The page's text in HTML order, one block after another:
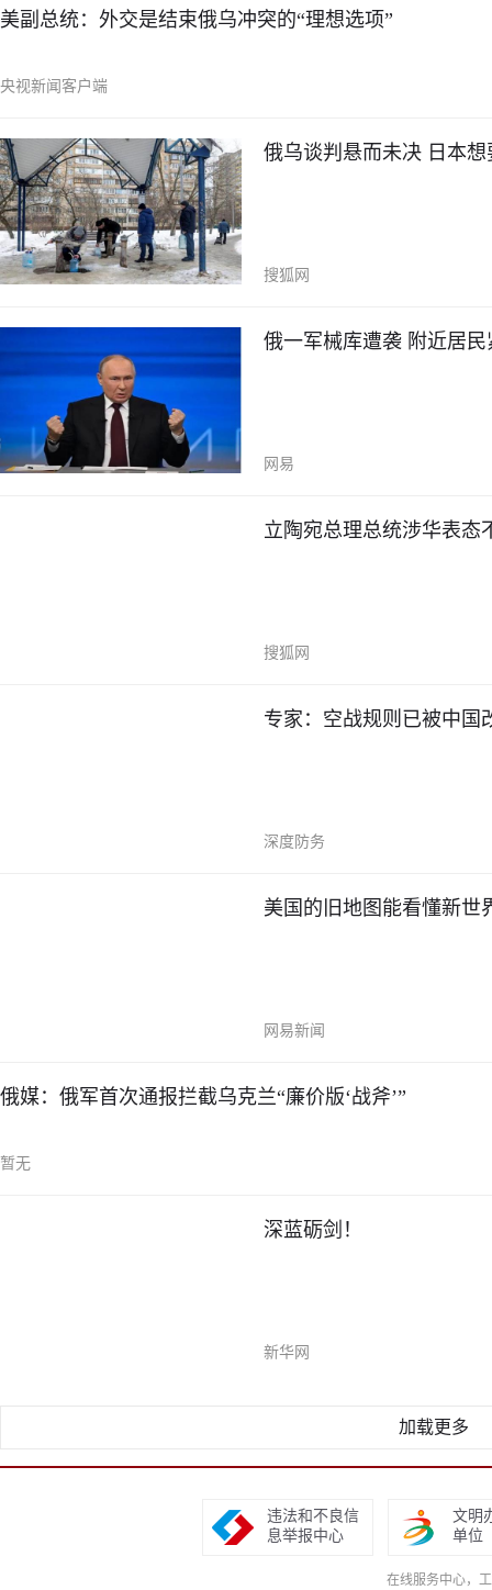
美副总统：外交是结束俄乌冲突的“理想选项”
央视新闻客户端
俄乌谈判悬而未决 日本
搜狐网
俄一军械库遭袭 附近居
网易
立陶宛总理总统涉华表态
搜狐网
专家：空战规则已被中国
深度防务
美国的旧地图能看懂新世
网易新闻
俄媒：俄军首次通报拦截乌克兰“廉价版‘战斧’”
暂无
深蓝砺剑！
新华网
加载更多
违法和不良信
息举报中心
文明
单位
在线服务中心，